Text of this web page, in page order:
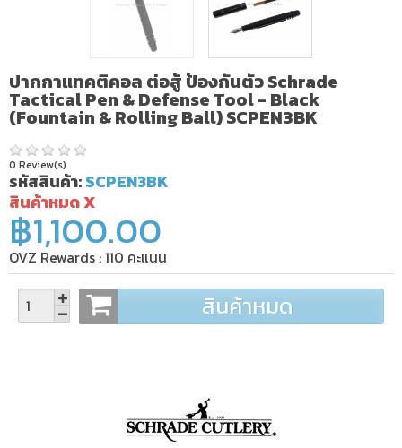
ปากกาแทคติคอล ต่อสู้ ป้องกันตัว Schrade
Tactical Pen & Defense Tool - Black
(Fountain & Rolling Ball) SCPEN3BK
0 Review(s)
รหัสสินค้า:SCPEN3BK
สินค้าหมด X
฿1,100.00
OVZ Rewards :110 คะแนน
สินค้าหมด